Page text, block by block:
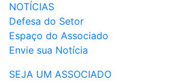
NOTÍCIAS
Defesa do Setor
Espaço do Associado
Envie sua Notícia
SEJA UM ASSOCIADO